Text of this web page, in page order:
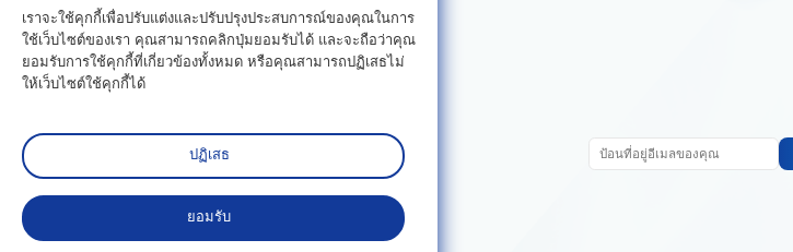
ลิขสิทธิ์© Wuhan Casov Green Biotech Co. , Ltd. สงวนลิขสิทธิ์
เราจะใช้คุกกี้เพื่อปรับแต่งและปรับปรุงประสบการณ์ของคุณในการ
ใช้เว็บไซต์ของเรา คุณสามารถคลิกปุ่มยอมรับได้ และจะถือว่าคุณ
ยอมรับการใช้คุกกี้ที่เกี่ยวข้องทั้งหมด หรือคุณสามารถปฏิเสธไม่
ให้เว็บไซต์ใช้คุกกี้ได้
ปฏิเสธ
ยอมรับ